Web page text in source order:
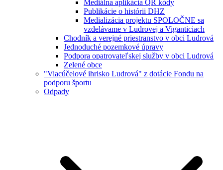
Mediálna aplikácia QR kódy
Publikácie o histórii DHZ
Medializácia projektu SPOLOČNE sa
vzdelávame v Ludrovej a Viganticiach
Chodník a verejné priestranstvo v obci Ludrová
Jednoduché pozemkové úpravy
Podpora opatrovateľskej služby v obci Ludrová
Zelené obce
"Viacúčelové ihrisko Ludrová" z dotácie Fondu na
podporu športu
Odpady